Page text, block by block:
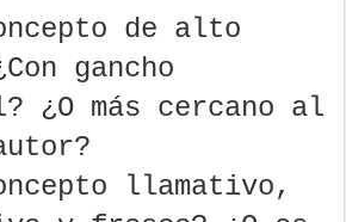
de alto
gancho
¿O más cercano al
llamativo,